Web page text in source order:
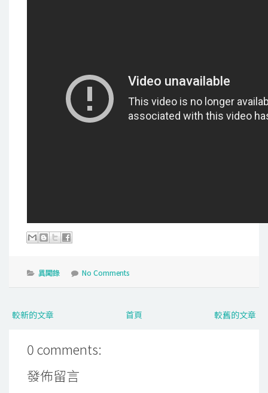
異聞錄 No Comments
較新的文章 較舊的文章
首頁
0 comments:
發佈留言